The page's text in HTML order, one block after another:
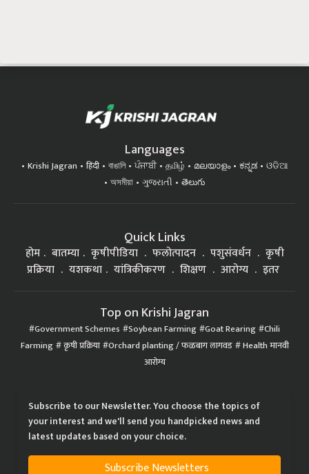
Languages
Krishi Jagran हिंदी বাঙালি ਪੰਜਾਬੀ தமிழ் മലയാളം ಕನ್ನಡ
ଓଡିଆ
অসমীয়া
ગુજરાતી తెలుగు
Quick Links
होम बातम्या कृषीपीडिया फलोत्पादन पशुसंवर्धन
कृषी
प्रक्रिया
यशकथा यांत्रिकीकरण शिक्षण आरोग्य इतर
Top on Krishi Jagran
Government Schemes Soybean Farming Goat Rearing Chili
Farming कृषी प्रक्रिया Orchard planting / फळबाग लागवड Health मानवी
आरोग्य
Subscribe to our Newsletter. You choose the topics of
your interest and we'll send you handpicked news and
latest updates based on your choice.
Subscribe Newsletters